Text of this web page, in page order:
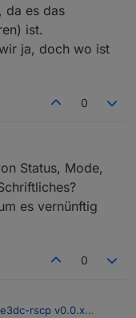
da es das
ist.
ja, doch wo ist
0
Status, Mode,
es vernünftig
0
rscp v0.0.x